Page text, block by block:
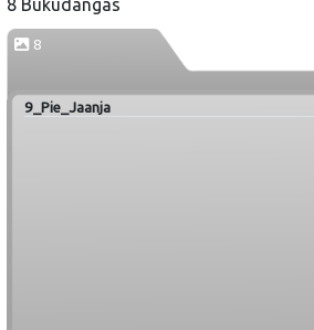
8
9_Pie_Jaanja